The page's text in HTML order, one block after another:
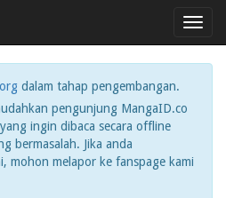
dalam tahap pengembangan.
pengunjung MangaID.co
ingin dibaca secara offline
bermasalah. Jika anda
mohon melapor ke fanspage kami